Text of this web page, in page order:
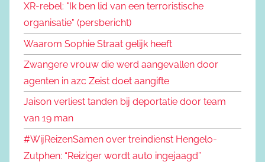
XR-rebel: "Ik ben lid van een terroristische
organisatie" (persbericht)
Waarom Sophie Straat gelijk heeft
Zwangere vrouw die werd aangevallen door
agenten in azc Zeist doet aangifte
Jaison verliest tanden bij deportatie door team
van 19 man
#WijReizenSamen over treindienst Hengelo-
Zutphen: “Reiziger wordt auto ingejaagd”